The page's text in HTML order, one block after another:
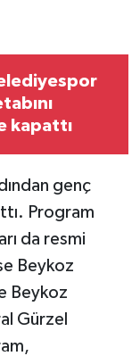
kapattı
genç
Program
da resmi
Beykoz
Beykoz
Gürzel